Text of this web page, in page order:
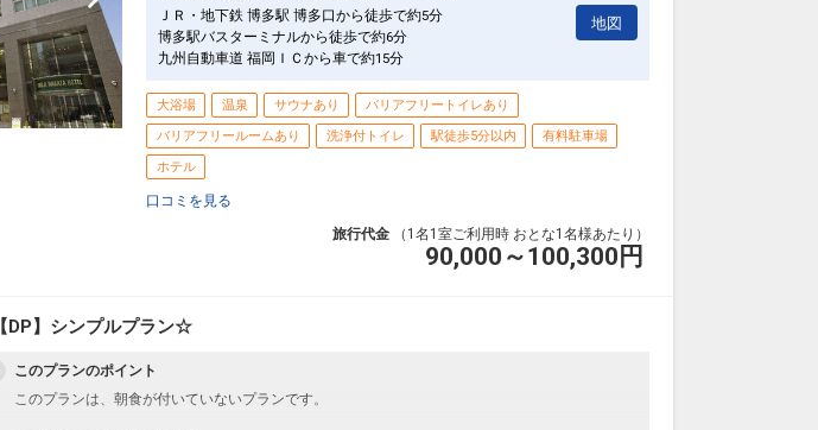
ＪＲ・地下鉄 博多駅 博多口から徒歩で約5分
博多駅バスターミナルから徒歩で約6分
九州自動車道 福岡ＩＣから車で約15分
地図
大浴場 温泉 サウナあり
バリアフリートイレあり
バリアフリールームあり
洗浄付トイレ 駅徒歩5分以内
有料駐車場
ホテル
口コミを見る
旅行代金 （1名1室ご利用時 おとな1名様あたり）
90,000～100,300 円
【DP】シンプルプラン☆
このプランのポイント
このプランは、朝食が付いていないプランです。